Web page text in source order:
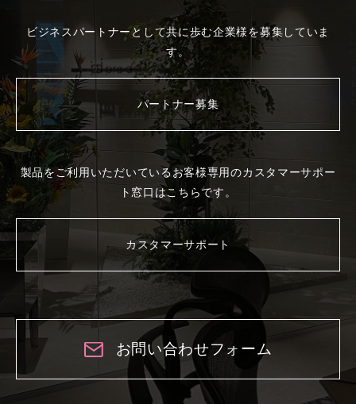
ビジネスパートナーとして共に歩む企業様を募集していま
す。
パートナー募集
製品をご利用いただいているお客様専用のカスタマーサポー
ト窓口はこちらです。
カスタマーサポート
お問い合わせフォーム